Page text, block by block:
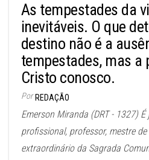
As tempestades da
inevitáveis. O que
destino não é a
tempestades, mas a
Cristo conosco.
Por REDAÇÃO
Emerson Miranda (DRT - 1327)
profissional, professor, mestre
extraordinário da Sagrada